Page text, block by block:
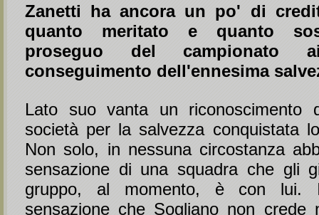
Zanetti ha ancora un po' di
quanto meritato e quanto
proseguo del
conseguimento dell'ennesima
Lato suo vanta un riconoscimento
società per la salvezza conquistata
Non solo, in nessuna circostanza
sensazione di una squadra che gli
gruppo, al momento, è con lui.
sensazione che Sogliano non crede